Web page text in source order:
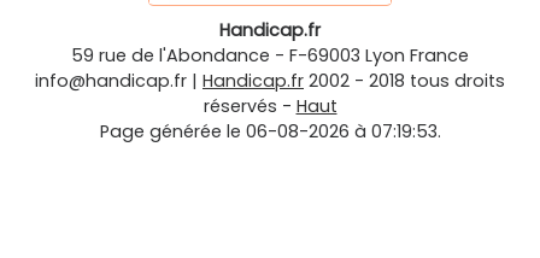
Handicap.fr
59 rue de l'Abondance - F-69003 Lyon France
info@handicap.fr | Handicap.fr 2002 - 2018 tous droits
réservés - Haut
Page générée le 06-08-2026 à 07:19:53.